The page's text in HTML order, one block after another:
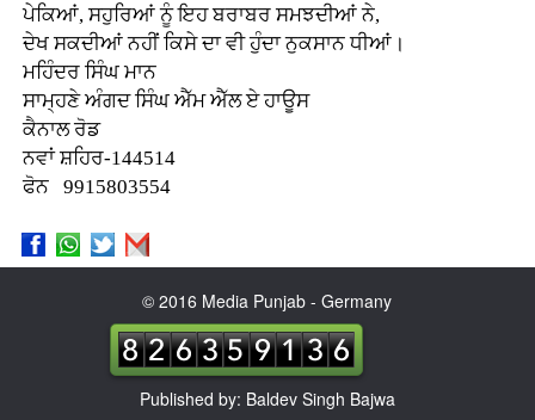
ਪੇਕਿਆਂ, ਸਹੁਰਿਆਂ ਨੂੰ ਇਹ ਬਰਾਬਰ ਸਮਝਦੀਆਂ ਨੇ,
ਦੇਖ ਸਕਦੀਆਂ ਨਹੀਂ ਕਿਸੇ ਦਾ ਵੀ ਹੁੰਦਾ ਨੁਕਸਾਨ ਧੀਆਂ।
ਮਹਿੰਦਰ ਸਿੰਘ ਮਾਨ
ਸਾਮ੍ਹਣੇ ਅੰਗਦ ਸਿੰਘ ਐੱਮ ਐੱਲ ਏ ਹਾਊਸ
ਕੈਨਾਲ ਰੋਡ
ਨਵਾਂ ਸ਼ਹਿਰ-144514
ਫੋਨ 9915803554
© 2016 Media Punjab - Germany
Published by: Baldev Singh Bajwa